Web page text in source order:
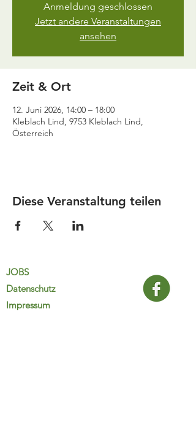
Anmeldung geschlossen
Jetzt andere Veranstaltungen
ansehen
Zeit & Ort
12. Juni 2026, 14:00 – 18:00
Kleblach Lind, 9753 Kleblach Lind,
Österreich
Diese Veranstaltung teilen
JOBS
Datenschutz
Impressum